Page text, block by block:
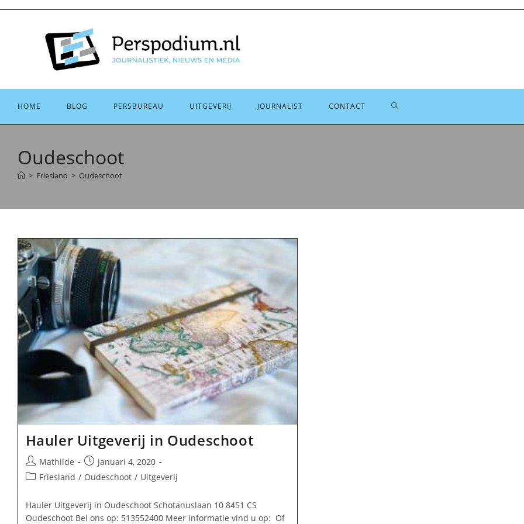
Ga
HOME BLOG PERSBUREAU UITGEVERIJ JOURNALIST CONTACT TOGGLE
Oudeschoot
> Friesland > Oudeschoot
Hauler Uitgeverij in Oudeschoot
Bericht
auteur:
Mathilde
Bericht
gepubliceerd
januari 4, 2020
Berichtcategorie:
Friesland / Oudeschoot / Uitgeverij
Hauler Uitgeverij in Oudeschoot Schotanuslaan 10 8451 CS
Oudeschoot Bel ons op: 513552400 Meer informatie vind u op: Of